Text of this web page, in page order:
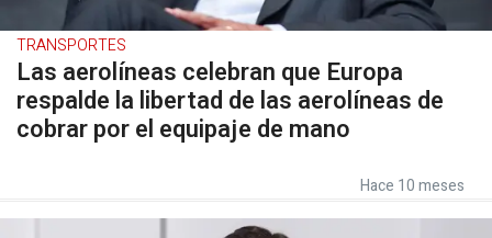
TRANSPORTES
Las aerolíneas celebran que Europa
respalde la libertad de las aerolíneas de
cobrar por el equipaje de mano
Hace 10 meses